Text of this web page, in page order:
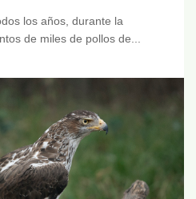
los años, durante la
de miles de pollos de...